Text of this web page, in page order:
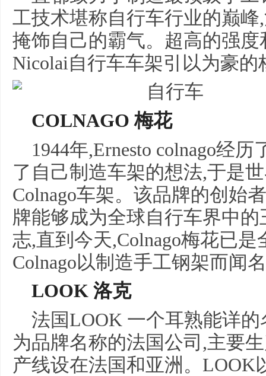
工技术堪称自行车行业的巅
掩饰自己的霸气。超高的强
Nicolai自行车车架引以为豪的
COLNAGO 梅花
1944年,Ernesto colnago经
了自己制造车架的想法,于是
Colnago车架。该品牌的创始
牌能够成为全球自行车界中
志,直到今天,Colnago梅花已
Colnago以制造手工钢架而闻
LOOK 洛克
法国LOOK 一个耳熟能详
为品牌名称的法国公司,主要
产线设在法国和亚洲。LOOK